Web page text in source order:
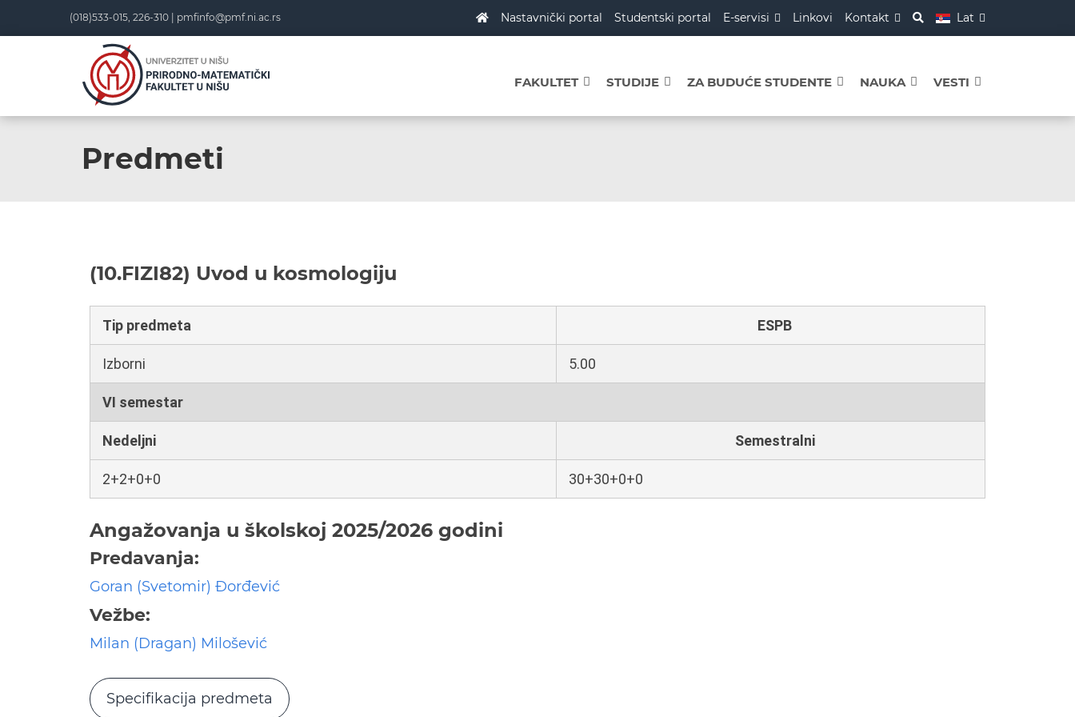
(018)533-015, 226-310 | pmfinfo@pmf.ni.ac.rs Nastavnički portal Studentski portal E-servisi Linkovi Kontakt Lat
FAKULTET STUDIJE ZA BUDUĆE STUDENTE NAUKA VESTI
Predmeti
(10.FIZI82) Uvod u kosmologiju
Tip predmeta ESPB
Izborni 5.00
VI semestar
Nedeljni Semestralni
2+2+0+0 30+30+0+0
Angažovanja u školskoj 2025/2026 godini
Predavanja:
Goran (Svetomir) Đorđević
Vežbe:
Milan (Dragan) Milošević
Specifikacija predmeta